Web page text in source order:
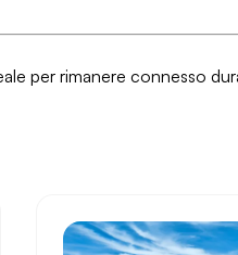
per rimanere connesso